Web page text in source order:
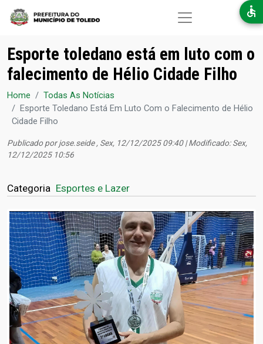
Pular para o conteúdo principal
Esporte toledano está em luto com o
falecimento de Hélio Cidade Filho
Home
Todas As Notícias
Esporte Toledano Está Em Luto Com o Falecimento de Hélio
Cidade Filho
Publicado porjose.seide, Sex, 12/12/2025 09:40 | Modificado: Sex,
12/12/2025 10:56
Categoria Esportes e Lazer